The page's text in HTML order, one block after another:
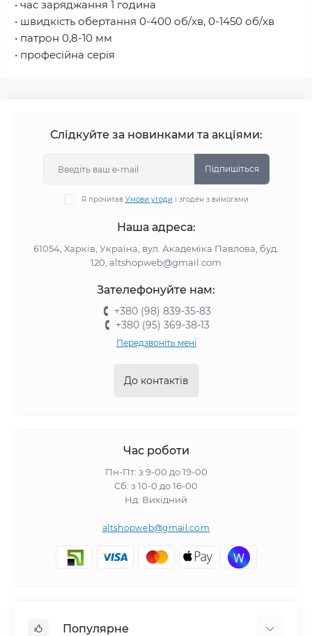
• час заряджання 1 година
• швидкість обертання 0-400 об/хв, 0-1450 об/хв
• патрон 0,8-10 мм
• професійна серія
Слідкуйте за новинками та акціями:
Підпишіться
Я прочитав Умови угоди і згоден з вимогами
Наша адреса:
61054, Харків, Україна, вул. Академіка Павлова, буд.
120, altshopweb@gmail.com
Зателефонуйте нам:
+380 (98) 839-35-83
+380 (95) 369-38-13
Передзвоніть мені
До контактів
Час роботи
Пн-Пт: з 9-00 до 19-00
Сб: з 10-0 до 16-00
Нд: Вихідний
altshopweb@gmail.com
Популярне